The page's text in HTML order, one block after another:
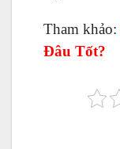
Tham khảo:
Đâu Tốt?